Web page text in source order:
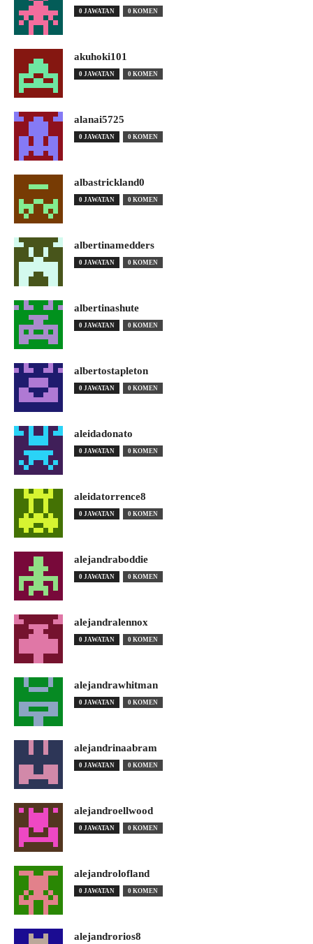
0 JAWATAN 0 KOMEN
akuhoki101
0 JAWATAN 0 KOMEN
alanai5725
0 JAWATAN 0 KOMEN
albastrickland0
0 JAWATAN 0 KOMEN
albertinamedders
0 JAWATAN 0 KOMEN
albertinashute
0 JAWATAN 0 KOMEN
albertostapleton
0 JAWATAN 0 KOMEN
aleidadonato
0 JAWATAN 0 KOMEN
aleidatorrence8
0 JAWATAN 0 KOMEN
alejandraboddie
0 JAWATAN 0 KOMEN
alejandralennox
0 JAWATAN 0 KOMEN
alejandrawhitman
0 JAWATAN 0 KOMEN
alejandrinaabram
0 JAWATAN 0 KOMEN
alejandroellwood
0 JAWATAN 0 KOMEN
alejandrolofland
0 JAWATAN 0 KOMEN
alejandrorios8